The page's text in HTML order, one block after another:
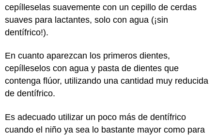
cepílleselas suavemente con un cepillo de cerdas
suaves para lactantes, solo con agua (¡sin
dentífrico!).
En cuanto aparezcan los primeros dientes,
cepílleselos con agua y pasta de dientes que
contenga flúor, utilizando una cantidad muy reducida
de dentífrico.
Es adecuado utilizar un poco más de dentífrico
cuando el niño ya sea lo bastante mayor como para